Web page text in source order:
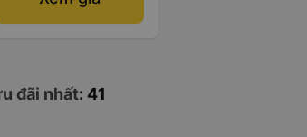
đãi nhất: 41